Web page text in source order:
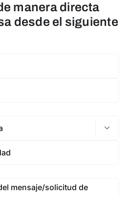
manera directa
desde el siguiente
